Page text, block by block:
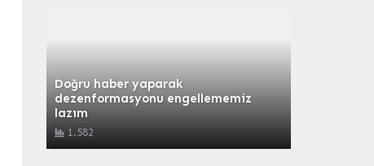
Doğru haber yaparak
dezenformasyonu engellememiz
lazım
1.582